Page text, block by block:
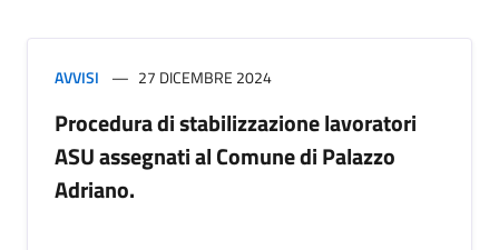
AVVISI 27 DICEMBRE 2024
Procedura di stabilizzazione lavoratori
ASU assegnati al Comune di Palazzo
Adriano.